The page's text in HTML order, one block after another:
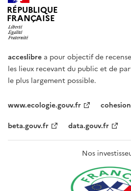
RÉPUBLIQUE
FRANÇAISE
acceslibre a pour objectif de
les lieux recevant du public et de
le plus largement possible.
www.ecologie.gouv.fr
beta.gouv.fr
data.gouv.fr
Nos